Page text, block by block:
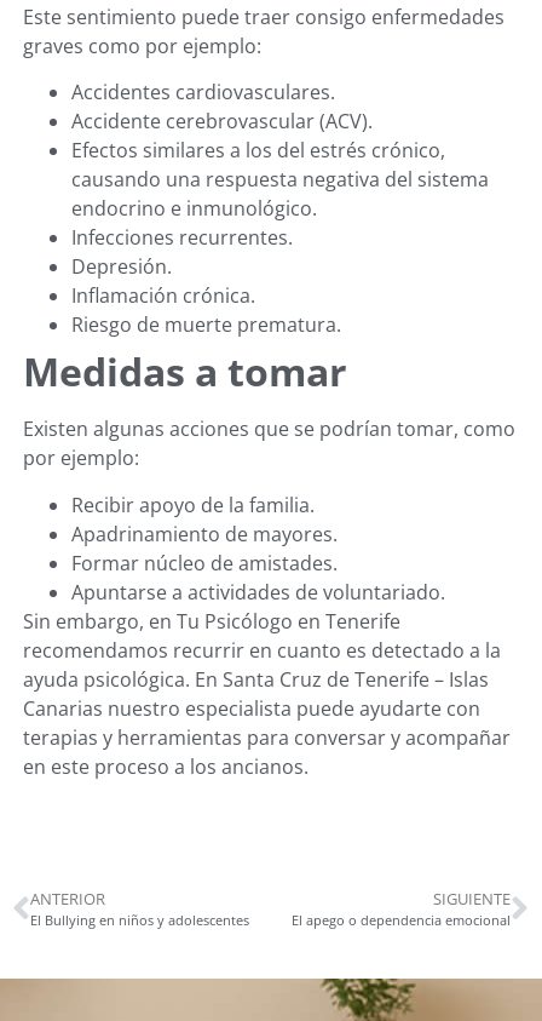
Este sentimiento puede traer consigo enfermedades
graves como por ejemplo:
Accidentes cardiovasculares.
Accidente cerebrovascular (ACV).
Efectos similares a los del estrés crónico,
causando una respuesta negativa del sistema
endocrino e inmunológico.
Infecciones recurrentes.
Depresión.
Inflamación crónica.
Riesgo de muerte prematura.
Medidas a tomar
Existen algunas acciones que se podrían tomar, como
por ejemplo:
Recibir apoyo de la familia.
Apadrinamiento de mayores.
Formar núcleo de amistades.
Apuntarse a actividades de voluntariado.
Sin embargo, en Tu Psicólogo en Tenerife
recomendamos recurrir en cuanto es detectado a la
ayuda psicológica. En Santa Cruz de Tenerife – Islas
Canarias nuestro especialista puede ayudarte con
terapias y herramientas para conversar y acompañar
en este proceso a los ancianos.
ANTERIOR
El Bullying en niños y adolescentes
SIGUIENTE
El apego o dependencia emocional